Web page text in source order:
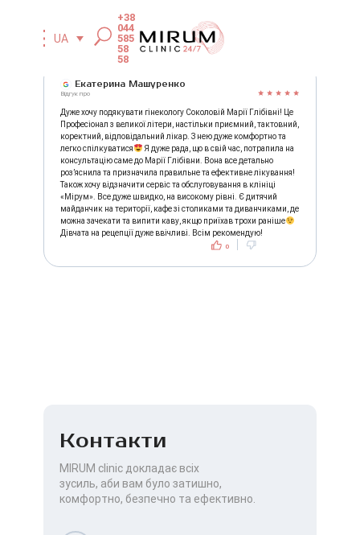
UA
+38
044
585
58
58
Екатерина Машуренко
Відгук про
Дуже хочу подякувати гінекологу Соколовій Марії Глібівні! Це
Професіонал з великої літери, настільки приємний, тактовний,
коректний, відповідальний лікар. З нею дуже комфортно та
легко спілкуватися
Я дуже рада, що в свій час, потрапила на
консультацію саме до Марії Глібівни. Вона все детально
розʼяснила та призначила правильне та ефективне лікування!
Також хочу відзначити сервіс та обслуговування в клініці
«Мірум». Все дуже швидко, на високому рівні. Є дитячий
майданчик на території, кафе зі столиками та диванчиками, де
можна зачекати та випити каву, якщо приїхав трохи раніше
Дівчата на рецепції дуже ввічливі. Всім рекомендую!
0
Контакти
MIRUM clinic докладає всіх
зусиль, аби вам було затишно,
комфортно, безпечно та ефективно.